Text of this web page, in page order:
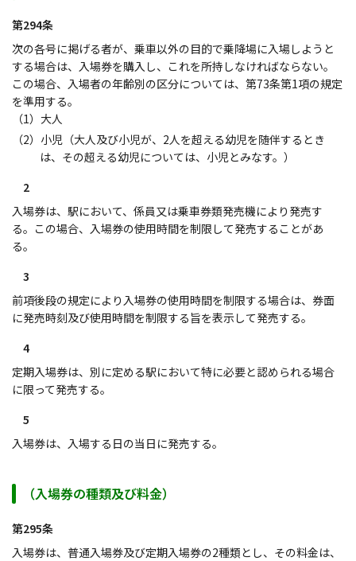
第294条
次の各号に掲げる者が、乗車以外の目的で乗降場に入場しようと
する場合は、入場券を購入し、これを所持しなければならない。
この場合、入場者の年齢別の区分については、第73条第1項の規定
を準用する。
（1）大人
（2）小児（大人及び小児が、2人を超える幼児を随伴するとき
は、その超える幼児については、小児とみなす。）
2
入場券は、駅において、係員又は乗車券類発売機により発売す
る。この場合、入場券の使用時間を制限して発売することがあ
る。
3
前項後段の規定により入場券の使用時間を制限する場合は、券面
に発売時刻及び使用時間を制限する旨を表示して発売する。
4
定期入場券は、別に定める駅において特に必要と認められる場合
に限って発売する。
5
入場券は、入場する日の当日に発売する。
（入場券の種類及び料金）
第295条
入場券は、普通入場券及び定期入場券の2種類とし、その料金は、